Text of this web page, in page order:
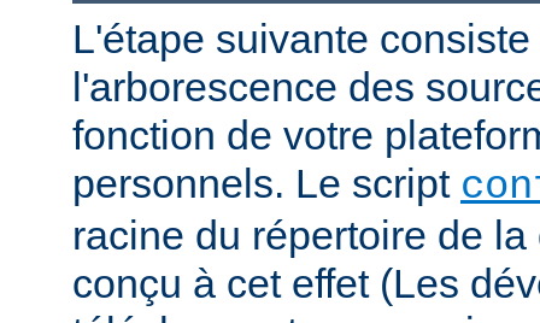
L'étape suivante
l'arborescence des
fonction de votre
personnels. Le script
racine du répertoire de
conçu à cet effet (Les